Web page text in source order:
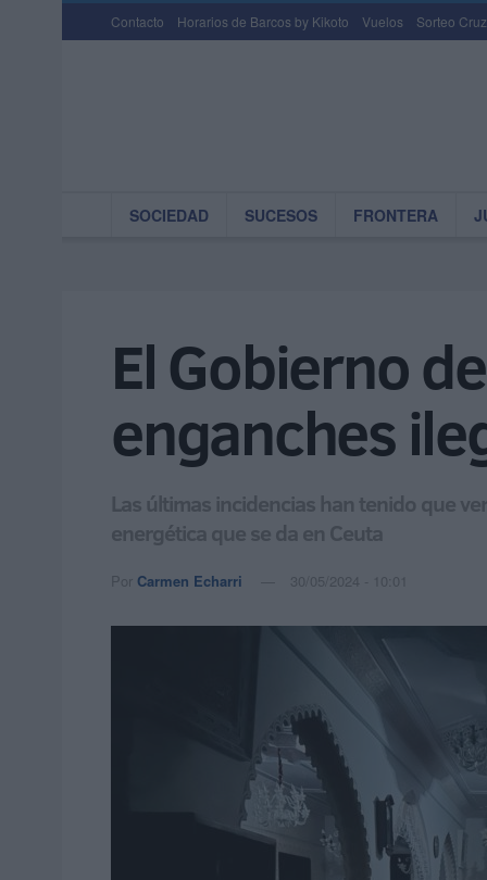
Contacto Horarios de Barcos by Kikoto Vuelos Sorteo
SOCIEDAD SUCESOS FRONTERA
El Gobierno
enganches
Las últimas incidencias han tenido que
energética que se da en Ceuta
Por Carmen Echarri 30/05/2024 - 10:01